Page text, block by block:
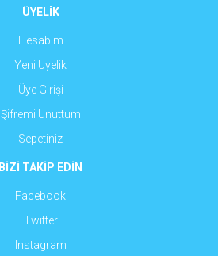
ÜYELİK
Hesabım
Yeni Üyelik
Üye Girişi
Şifremi Unuttum
Sepetiniz
BİZİ TAKİP EDİN
Facebook
Twitter
Instagram